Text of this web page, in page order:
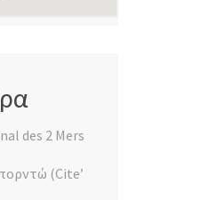
des 2 Mers
(Cite’